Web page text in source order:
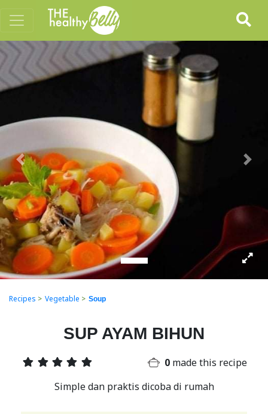
Previous Next
Recipes > Vegetable > Soup
SUP AYAM BIHUN
0 made this recipe
Simple dan praktis dicoba di rumah